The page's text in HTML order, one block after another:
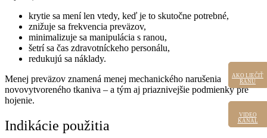
krytie sa mení len vtedy, keď je to skutočne potrebné,
znižuje sa frekvencia preväzov,
minimalizuje sa manipulácia s ranou,
šetrí sa čas zdravotníckeho personálu,
redukujú sa náklady.
Menej preväzov znamená menej mechanického narušenia
novovytvoreného tkaniva – a tým aj priaznivejšie podmienky pre
hojenie.
Indikácie použitia
AKO LIEČIŤ
RANU
VIDEO
KANÁL
AKO LIEČIŤ
RANU
VIDEO
KANÁL